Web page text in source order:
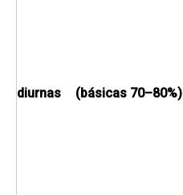
diurnas (básicas 70–80%)